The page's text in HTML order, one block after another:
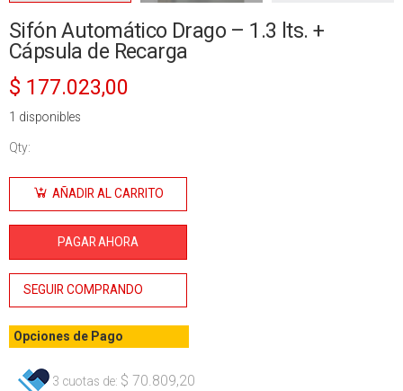
Sifón Automático Drago – 1.3 lts. +
Cápsula de Recarga
$ 177.023,00
1 disponibles
Qty:
Sifón
Automático
1.3 lts. +
de
cantidad
AÑADIR AL CARRITO
PAGAR AHORA
SEGUIR COMPRANDO
Opciones de Pago
3 cuotas de: $ 70.809,20